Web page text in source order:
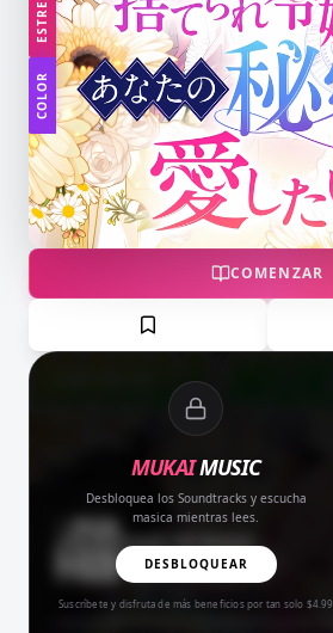
COLOR
COMENZAR
MUKAIMUSIC
Desbloquea los Soundtracks y escucha
masica mientras lees.
DESBLOQUEAR
Suscríbete y disfruta de más beneficios por tan solo $4.99
Amor del Bueno
BALADA